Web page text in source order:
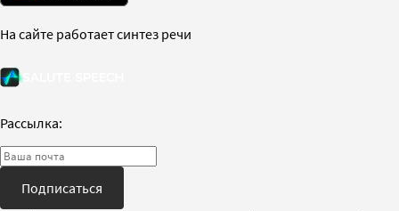
На сайте работает синтез речи
Рассылка:
Подписаться